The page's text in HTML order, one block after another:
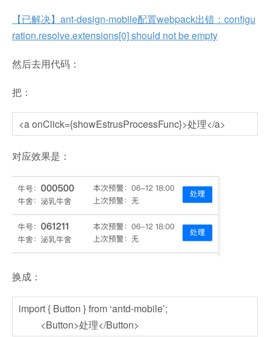
【已解决】ant-design-mobile配置webpack出错：configu
ration.resolve.extensions[0] should not be empty
然后去用代码：
把：
<a onClick={showEstrusProcessFunc}>处理</a>
对应效果是：
换成：
import { Button } from ‘antd-mobile’;
<Button>处理</Button>